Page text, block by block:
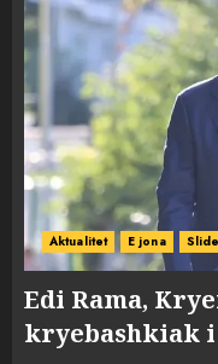
Aktualitet E jona
Edi Rama,
kryebashkiak